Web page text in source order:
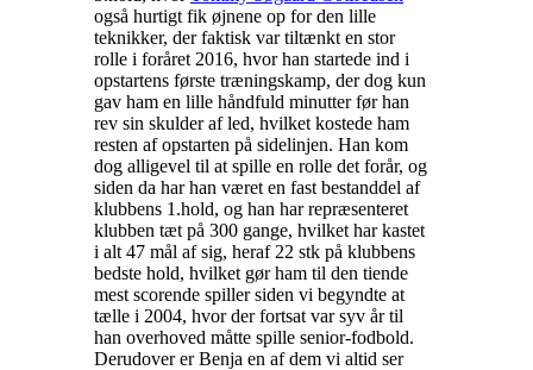
også hurtigt fik øjnene op for den lille
teknikker, der faktisk var tiltænkt en stor
rolle i foråret 2016, hvor han startede ind i
opstartens første træningskamp, der dog kun
gav ham en lille håndfuld minutter før han
rev sin skulder af led, hvilket kostede ham
resten af opstarten på sidelinjen. Han kom
dog alligevel til at spille en rolle det forår, og
siden da har han været en fast bestanddel af
klubbens 1.hold, og han har repræsenteret
klubben tæt på 300 gange, hvilket har kastet
i alt 47 mål af sig, heraf 22 stk på klubbens
bedste hold, hvilket gør ham til den tiende
mest scorende spiller siden vi begyndte at
tælle i 2004, hvor der fortsat var syv år til
han overhoved måtte spille senior-fodbold.
Derudover er Benja en af dem vi altid ser